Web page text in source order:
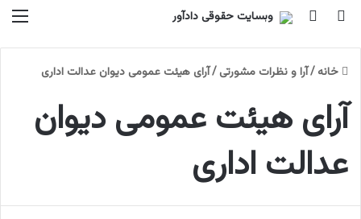
جستجو برایتغییر پوسته
خانه/آرا و نظرات مشورتی/آرای هیئت عمومی دیوان عدالت اداری
آرای هیئت عمومی دیوان
عدالت اداری